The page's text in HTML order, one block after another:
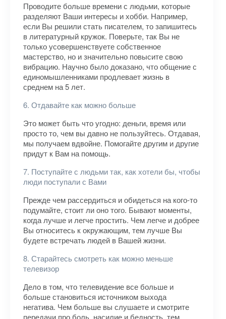
Проводите больше времени с людьми, которые
разделяют Ваши интересы и хобби. Например,
если Вы решили стать писателем, то запишитесь
в литературный кружок. Поверьте, так Вы не
только усовершенствуете собственное
мастерство, но и значительно повысите свою
вибрацию. Научно было доказано, что общение с
единомышленниками продлевает жизнь в
среднем на 5 лет.
6. Отдавайте как можно больше
Это может быть что угодно: деньги, время или
просто то, чем вы давно не пользуйтесь. Отдавая,
мы получаем вдвойне. Помогайте другим и другие
придут к Вам на помощь.
7. Поступайте с людьми так, как хотели бы, чтобы
люди поступали с Вами
Прежде чем рассердиться и обидеться на кого-то
подумайте, стоит ли оно того. Бывают моменты,
когда лучше и легче простить. Чем легче и добрее
Вы относитесь к окружающим, тем лучше Вы
будете встречать людей в Вашей жизни.
8. Старайтесь смотреть как можно меньше
телевизор
Дело в том, что телевидение все больше и
больше становиться источником выхода
негатива. Чем больше вы слушаете и смотрите
передачи про боль, насилие и бедность, тем